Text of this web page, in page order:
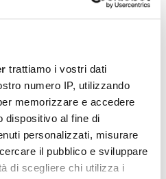
trattiamo i vostri dati
numero IP, utilizzando
memorizzare e accedere
dispositivo al fine di
personalizzati, misurare
il pubblico e sviluppare
di scegliere chi utilizza i
davvero?
altro per gioco
del mistero
al fuoco
i doni
treno